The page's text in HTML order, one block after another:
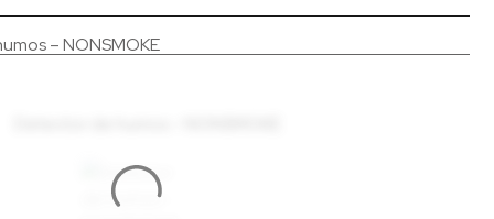
– NONSMOKE